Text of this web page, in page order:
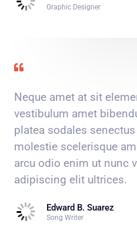
Graphic Designer
Neque amet at sit
vestibulum amet
platea sodales
molestie scelerisque
arcu odio enim ut nunc
adipiscing elit ultrices.
Edward B. Suarez
Song Writer